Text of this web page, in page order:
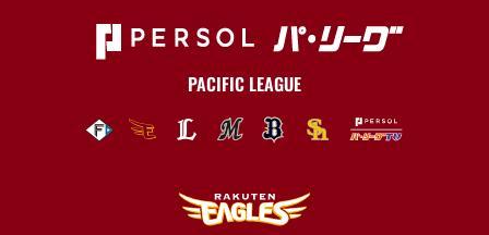
PACIFIC LEAGUE